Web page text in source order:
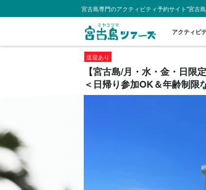
宮古島専門のアクティビティ予約サイト"宮古
アクティビ
送迎あり
【宮古島/月・水・金・日
＜日帰り参加OK＆年齢制限